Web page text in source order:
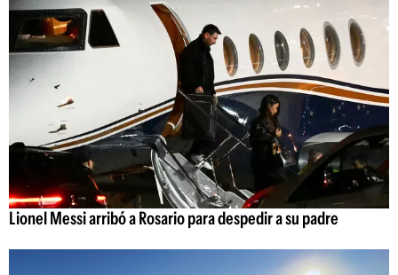
Lionel Messi arribó a Rosario para despedir a su padre